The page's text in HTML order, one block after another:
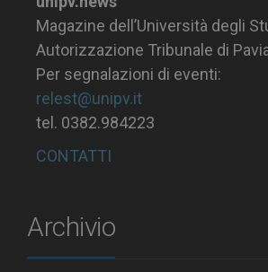
Magazine dell’Università degli
Autorizzazione Tribunale di
Per segnalazioni di eventi:
relest@unipv.it
tel. 0382.984223
CONTATTI
Archivio